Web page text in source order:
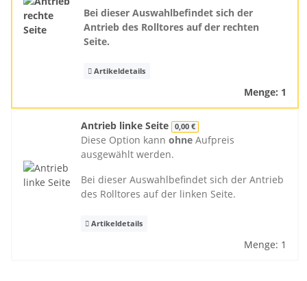
Bei dieser Auswahlbefindet sich der
Antrieb des Rolltores auf der rechten
Seite.
Artikeldetails
Menge: 1
Antrieb linke Seite 0,00 €
Diese Option kann ohneAufpreis
ausgewählt werden.
Bei dieser Auswahlbefindet sich der Antrieb
des Rolltores auf der linken Seite.
Artikeldetails
Menge: 1